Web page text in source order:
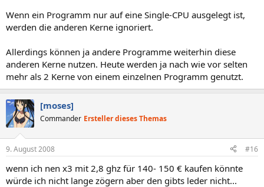
Wenn ein Programm nur auf eine Single-CPU ausgelegt ist,
werden die anderen Kerne ignoriert.
Allerdings können ja andere Programme weiterhin diese
anderen Kerne nutzen. Heute werden ja nach wie vor selten
mehr als 2 Kerne von einem einzelnen Programm genutzt.
[moses]
Commander Ersteller dieses Themas
9. August 2008 #16
wenn ich nen x3 mit 2,8 ghz für 140- 150 € kaufen könnte
würde ich nicht lange zögern aber den gibts leder nicht...